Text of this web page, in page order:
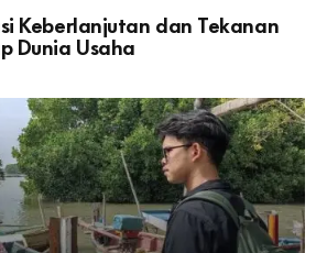
Keberlanjutan dan Tekanan
Dunia Usaha